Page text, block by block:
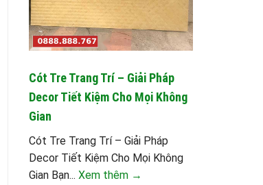
Cót Tre Trang Trí – Giải Pháp
Decor Tiết Kiệm Cho Mọi Không
Gian
Cót Tre Trang Trí – Giải Pháp
Decor Tiết Kiệm Cho Mọi Không
Gian Bạn... Xem thêm →